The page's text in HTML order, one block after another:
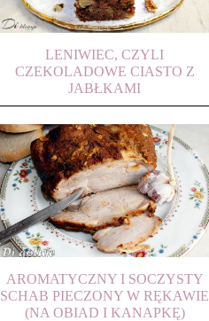
LENIWIEC, CZYLI
CZEKOLADOWE CIASTO Z
JABŁKAMI
AROMATYCZNY I SOCZYSTY
SCHAB PIECZONY W RĘKAWIE
(NA OBIAD I KANAPKĘ)